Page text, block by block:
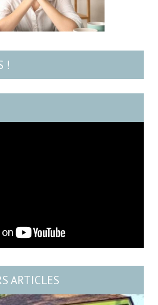
!
ARTICLES